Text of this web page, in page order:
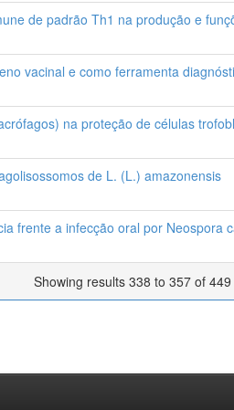
de padrão Th1 na produção e
vacinal e como ferramenta
na proteção de células
de L. (L.) amazonensis
frente a infecção oral por Neospora
Showing results 338 to 357 of 449